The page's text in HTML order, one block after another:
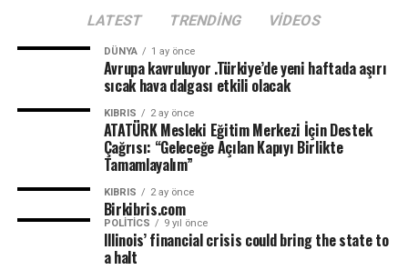
LATEST TRENDING VIDEOS
DÜNYA 1 ay önce
Avrupa kavruluyor .Türkiye’de yeni haftada aşırı
sıcak hava dalgası etkili olacak
KIBRIS 2 ay önce
ATATÜRK Mesleki Eğitim Merkezi İçin Destek
Çağrısı: “Geleceğe Açılan Kapıyı Birlikte
Tamamlayalım”
KIBRIS 2 ay önce
Birkibris.com
POLITICS 9 yıl önce
Illinois’ financial crisis could bring the state to
a halt